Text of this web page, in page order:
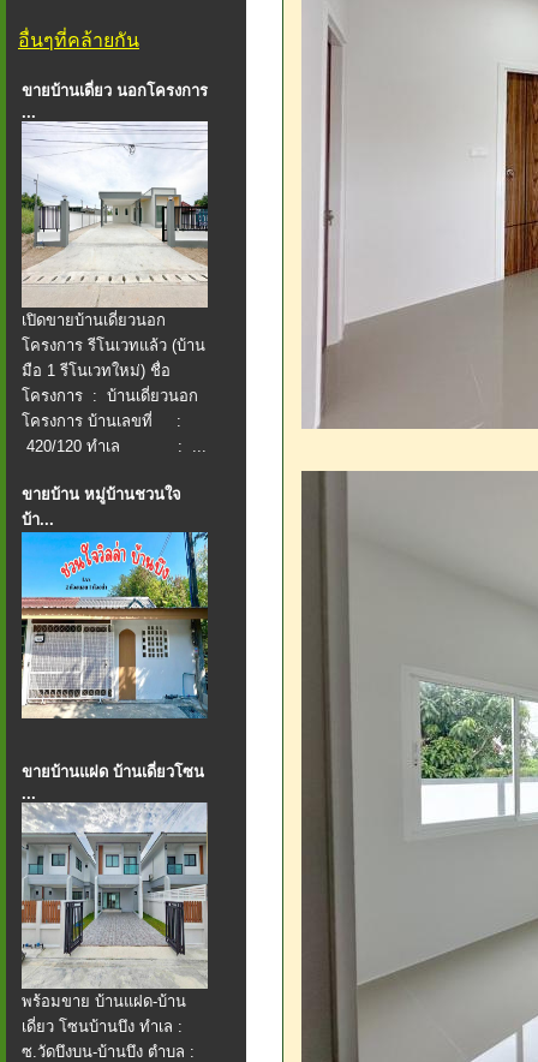
อื่นๆที่คล้ายกัน
ขายบ้านเดี่ยว นอกโครงการ
...
เปิดขายบ้านเดี่ยวนอก
โครงการ รีโนเวทแล้ว (บ้าน
มือ 1 รีโนเวทใหม่) ชื่อ
โครงการ : บ้านเดี่ยวนอก
โครงการ บ้านเลขที่ :
420/120 ทำเล : ...
ขายบ้าน หมู่บ้านชวนใจ
บ้า...
ขายบ้านแฝด บ้านเดี่ยวโซน
...
พร้อมขาย บ้านแฝด​-บ้าน
เดี่ยว โซนบ้านบึง ทำเล :
ซ.วัดบึงบน-บ้านบึง ตำบล :